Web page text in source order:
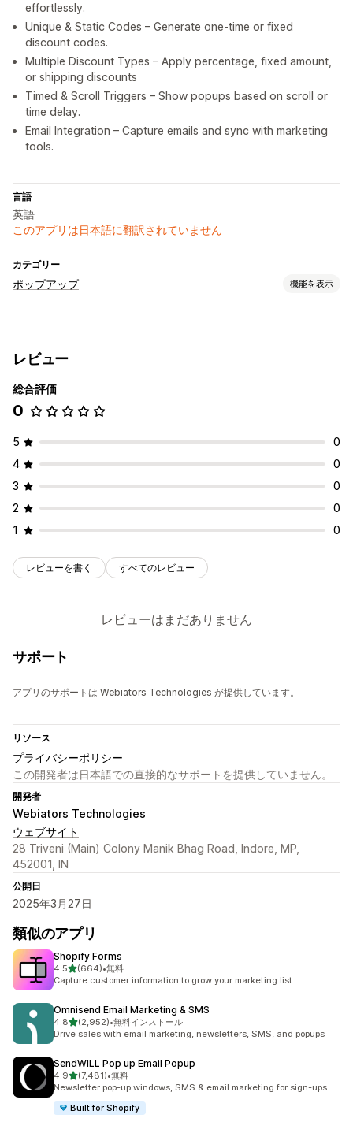
effortlessly.
Unique & Static Codes – Generate one-time or fixed
discount codes.
Multiple Discount Types – Apply percentage, fixed amount,
or shipping discounts
Timed & Scroll Triggers – Show popups based on scroll or
time delay.
Email Integration – Capture emails and sync with marketing
tools.
言語
英語
このアプリは日本語に翻訳されていません
カテゴリー
ポップアップ 機能を表示
カスタムポップアップ
ポップアップ管理
オートメーション
レビュー
総合評価
0
5
0
4
0
3
0
2
0
1
0
レビューを書く すべてのレビュー
レビューはまだありません
サポート
アプリのサポートは Webiators Technologies が提供しています。
リソース
プライバシーポリシー
この開発者は日本語での直接的なサポートを提供していません。
開発者
Webiators Technologies
ウェブサイト
28 Triveni (Main) Colony Manik Bhag Road, Indore, MP,
452001, IN
公開日
2025年3月27日
類似のアプリ
Shopify Forms
4.55つ星中
(664)
合計レビュー数：664件
•無料
Capture customer information to grow your marketing list
Omnisend Email Marketing & SMS
4.85つ星中
(2,952)
合計レビュー数：2952件
•無料インストール
Drive sales with email marketing, newsletters, SMS, and popups
SendWILL Pop up Email Popup
4.95つ星中
(7,481)
合計レビュー数：7481件
•無料
Newsletter pop-up windows, SMS & email marketing for sign-ups
Built for Shopify